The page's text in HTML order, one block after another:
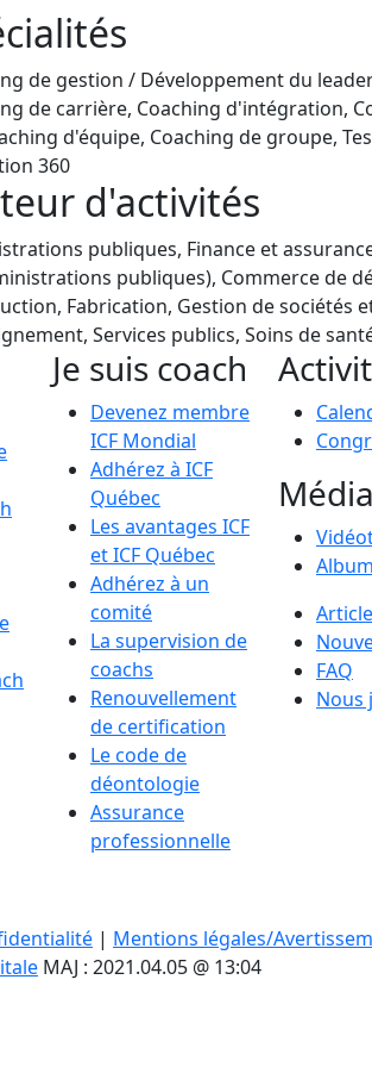
de gestion / Développement du
de carrière, Coaching d'intégration,
d'équipe, Coaching de groupe,
360
d'activités
publiques, Finance et
publiques), Commerce de
Fabrication, Gestion de sociétés
Services publics, Soins de
Je suis coach
Devenez membre
ICF Mondial
Adhérez à ICF
Québec
Les avantages ICF
et ICF Québec
Adhérez à un
comité
La supervision de
coachs
Renouvellement
de certification
Le code de
déontologie
Assurance
professionnelle
FAQ
Nous
| Mentions légales/
MAJ : 2021.04.05 @ 13:04